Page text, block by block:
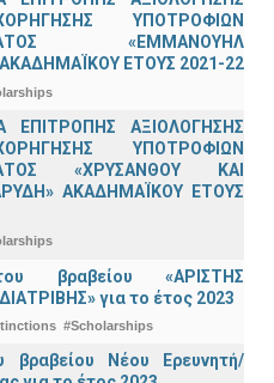
ΥΠΟΤΡΟΦΙΩΝ
«ΕΜΜΑΝΟΥΗΛ
ΕΤΟΥΣ 2021-22
ΕΠΙΤΡΟΠΗΣ ΑΞΙΟΛΟΓΗΣΗΣ
ΥΠΟΤΡΟΦΙΩΝ
«ΧΡΥΣΑΝΘΟΥ ΚΑΙ
ΑΚΑΔΗΜΑΪΚΟΥ ΕΤΟΥΣ
βραβείου «ΑΡΙΣΤΗΣ
για το έτος 2023
#Scholarships
βραβείου Νέου Ερευνητή/